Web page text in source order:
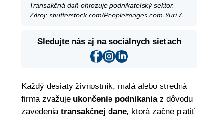
Transakčná daň ohrozuje podnikateľský sektor.
Zdroj: shutterstock.com/Peopleimages.com-Yuri.A
Sledujte nás aj na sociálnych sieťach
Každý desiaty živnostník, malá alebo stredná
firma zvažuje ukončenie podnikaniaz dôvodu
zavedenia transakčnej dane, ktorá začne platiť